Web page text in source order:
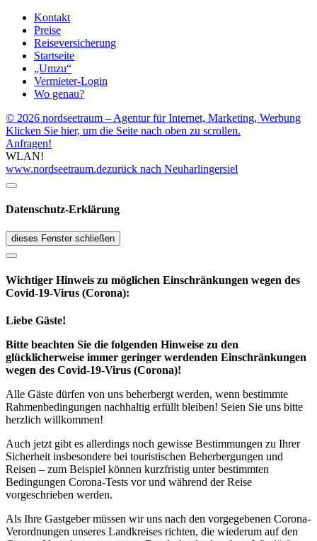
Kontakt
Preise
Reiseversicherung
Startseite
„Umzu“
Vermieter-Login
Wo genau?
© 2026 nordseetraum – Agentur für Internet, Marketing, Werbung
Klicken Sie hier, um die Seite nach oben zu scrollen.
Anfragen!
WLAN!
www.nordseetraum.dezurück nach Neuharlingersiel
Datenschutz-Erklärung
dieses Fenster schließen
Wichtiger Hinweis zu möglichen Ein­schränk­ungen wegen des
Covid-19-Virus (Corona):
Liebe Gäste!
Bitte beachten Sie die folgenden Hinweise zu den
glücklicherweise immer geringer werdenden Einschränkungen
wegen des Covid-19-Virus (Corona)!
Alle Gäste dürfen von uns beherbergt werden, wenn bestimmte
Rahmenbedingungen nachhaltig erfüllt bleiben! Seien Sie uns bitte
herzlich willkommen!
Auch jetzt gibt es allerdings noch gewisse Bestimmungen zu Ihrer
Sicherheit insbesondere bei touristischen Beherbergungen und
Reisen – zum Beispiel können kurzfristig unter bestimmten
Bedingungen Corona-Tests vor und während der Reise
vorgeschrieben werden.
Als Ihre Gastgeber müssen wir uns nach den vorgegebenen Corona-
Verordnungen unseres Landkreises richten, die wiederum auf den